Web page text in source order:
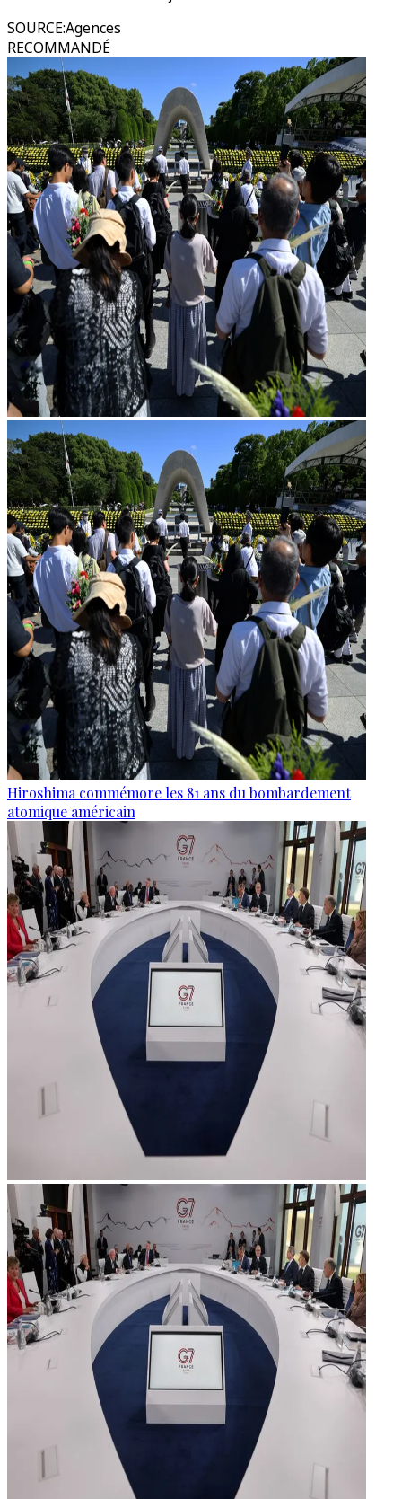
SOURCE:Agences
RECOMMANDÉ
Hiroshima commémore les 81 ans du bombardement
atomique américain